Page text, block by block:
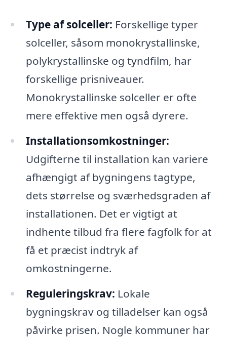
Type af solceller: Forskellige typer
solceller, såsom monokrystallinske,
polykrystallinske og tyndfilm, har
forskellige prisniveauer.
Monokrystallinske solceller er ofte
mere effektive men også dyrere.
Installationsomkostninger:
Udgifterne til installation kan variere
afhængigt af bygningens tagtype,
dets størrelse og sværhedsgraden af
installationen. Det er vigtigt at
indhente tilbud fra flere fagfolk for at
få et præcist indtryk af
omkostningerne.
Reguleringskrav: Lokale
bygningskrav og tilladelser kan også
påvirke prisen. Nogle kommuner har